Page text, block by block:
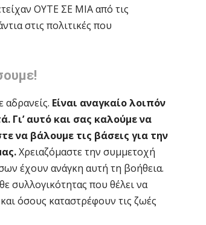
ΟΥΤΕ ΣΕ ΜΙΑ από τις
στις πολιτικές που
αδρανείς. Είναι αναγκαίο λοιπόν
Γι’ αυτό και σας καλούμε να
να βάλουμε τις βάσεις για την
Χρειαζόμαστε την συμμετοχή
έχουν ανάγκη αυτή τη βοήθεια.
συλλογικότητας που θέλει να
όσους καταστρέφουν τις ζωές